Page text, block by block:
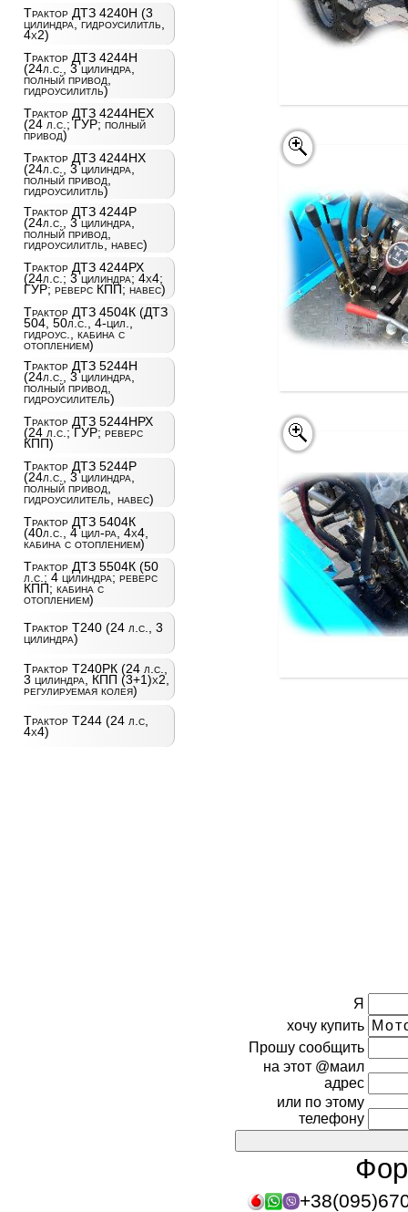
Трактор ДТЗ 4240Н (3
цилиндра, гидроусилитль,
4х2)
Трактор ДТЗ 4244Н
(24л.с., 3 цилиндра,
полный привод,
гидроусилитль)
Трактор ДТЗ 4244НЕХ
(24 л.с.; ГУР; полный
привод)
Трактор ДТЗ 4244НХ
(24л.с., 3 цилиндра,
полный привод,
гидроусилитль)
Трактор ДТЗ 4244Р
(24л.с., 3 цилиндра,
полный привод,
гидроусилитль, навес)
Трактор ДТЗ 4244РХ
(24л.с.; 3 цилиндра; 4х4;
ГУР; реверс КПП; навес)
Трактор ДТЗ 4504К (ДТЗ
504, 50л.с., 4-цил.,
гидроус., кабина с
отоплением)
Трактор ДТЗ 5244Н
(24л.с., 3 цилиндра,
полный привод,
гидроусилитель)
Трактор ДТЗ 5244НРХ
(24 л.с.; ГУР; реверс
КПП)
Трактор ДТЗ 5244Р
(24л.с., 3 цилиндра,
полный привод,
гидроусилитель, навес)
Трактор ДТЗ 5404К
(40л.с., 4 цил-ра, 4х4,
кабина с отоплением)
Трактор ДТЗ 5504К (50
л.с.; 4 цилиндра; реверс
КПП; кабина с
отоплением)
Трактор Т240 (24 л.с., 3
цилиндра)
Трактор Т240РК (24 л.с.,
3 цилиндра, КПП (3+1)х2,
регулируемая колея)
Трактор Т244 (24 л.с,
4х4)
Я
хочу купить
Прошу сообщить
на этот @маил
адрес
или по этому
телефону